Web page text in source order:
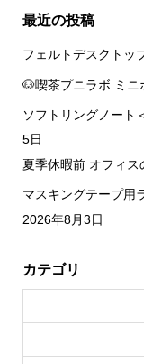
最近の投稿
フェルトデスクトッ
🐶喫茶プニラボ ミニ
ソフトリングノート
5日
夏季休暇前 オフィス
マスキングテープ用
2026年8月3日
カテゴリ